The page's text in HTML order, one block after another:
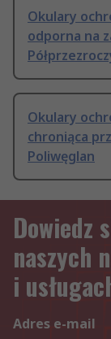
Okulary
odporna na
Okulary
chroniąca
Poliwęglan
Dowiedz
naszych
i
Adres e-mail